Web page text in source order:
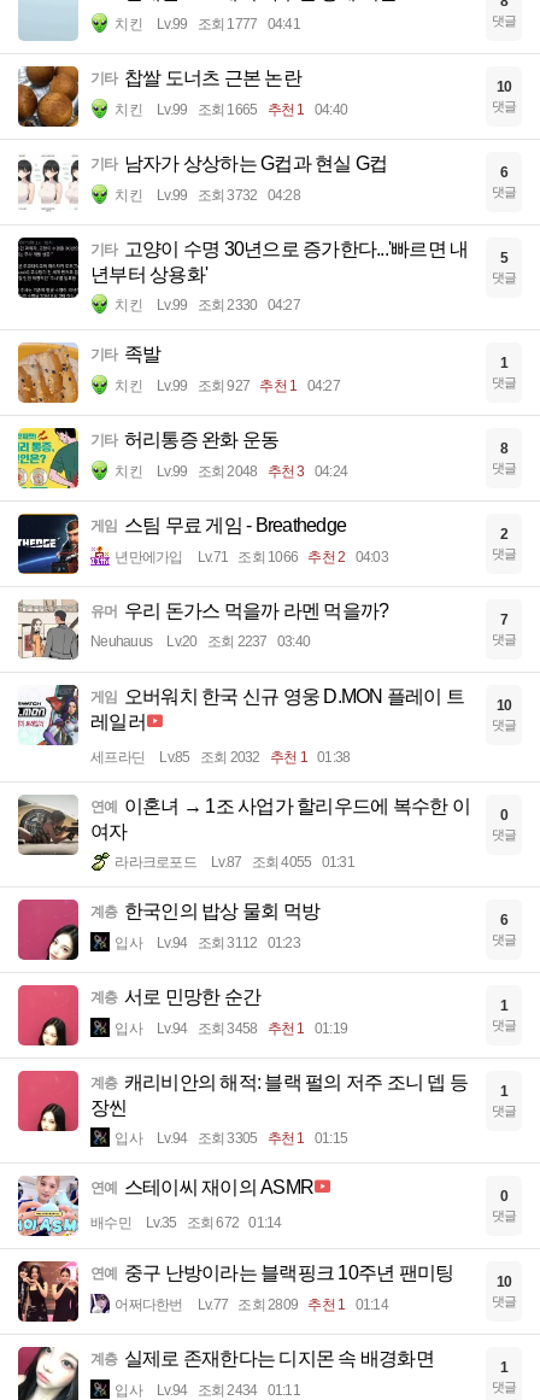
치킨 Lv.99 조회 1777 04:41 댓글
기타 찹쌀 도너츠 근본 논란
치킨 Lv.99 조회 1665 추천 1 04:40
10
댓글
기타 남자가 상상하는 G컵과 현실 G컵
치킨 Lv.99 조회 3732 04:28
6
댓글
기타 고양이 수명 30년으로 증가한다...'빠르면 내
년부터 상용화'
치킨 Lv.99 조회 2330 04:27
5
댓글
기타 족발
치킨 Lv.99 조회 927 추천 1 04:27
1
댓글
기타 허리통증 완화 운동
치킨 Lv.99 조회 2048 추천 3 04:24
8
댓글
게임 스팀 무료 게임 - Breathedge
년만에가입 Lv.71 조회 1066 추천 2 04:03
2
댓글
유머 우리 돈가스 먹을까 라멘 먹을까?
Neuhauus Lv.20 조회 2237 03:40
7
댓글
게임
오버워치 한국 신규 영웅 D.MON 플레이 트
레일러
세프라딘 Lv.85 조회 2032 추천 1 01:38
10
댓글
연예
이혼녀 → 1조 사업가 할리우드에 복수한 이
여자
라라크로포드 Lv.87 조회 4055 01:31
0
댓글
계층 한국인의 밥상 물회 먹방
입사 Lv.94 조회 3112 01:23
6
댓글
계층 서로 민망한 순간
입사 Lv.94 조회 3458 추천 1 01:19
1
댓글
계층 캐리비안의 해적: 블랙 펄의 저주 조니 뎁 등
장씬
입사 Lv.94 조회 3305 추천 1 01:15
1
댓글
연예 스테이씨 재이의 ASMR
배수민 Lv.35 조회 672 01:14
0
댓글
연예 중구 난방이라는 블랙핑크 10주년 팬미팅
어쩌다한번 Lv.77 조회 2809 추천 1 01:14
10
댓글
계층 실제로 존재한다는 디지몬 속 배경화면
입사 Lv.94 조회 2434 01:11
1
댓글